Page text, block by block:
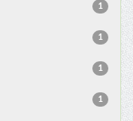
1
1
1
1